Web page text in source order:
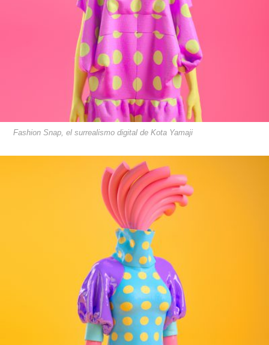
Fashion Snap, el surrealismo digital de Kota Yamaji